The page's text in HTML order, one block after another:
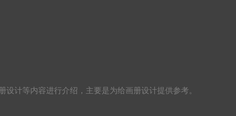
计等内容进行介绍，主要是为给画册设计提供参考。